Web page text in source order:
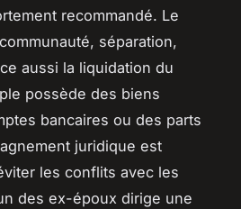
recommandé. Le
séparation,
aussi la liquidation du
possède des biens
bancaires ou des parts
juridique est
les conflits avec les
des ex-époux dirige une